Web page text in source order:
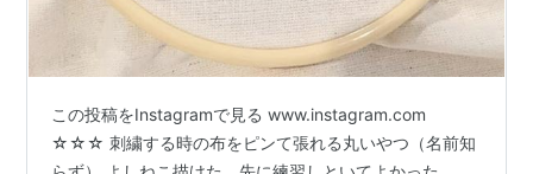
この投稿をInstagramで見る www.instagram.com
☆☆☆ 刺繍する時の布をピンて張れる丸いやつ（名前知